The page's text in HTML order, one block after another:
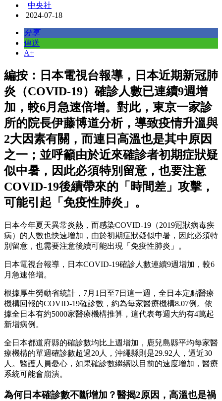
中央社
2024-07-18
分享
傳送
A+
編按：日本電視台報導，日本近期新冠肺
炎（COVID-19）確診人數已連續9週增
加，較6月急速倍增。對此，東京一家診
所的院長伊藤博道分析，導致疫情升溫與
2大因素有關，而連日高溫也是其中原因
之一；並呼籲由於近來確診者初期症狀疑
似中暑，因此必須特別留意，也要注意
COVID-19後續帶來的「時間差」攻擊，
可能引起「免疫性肺炎」。
日本今年夏天異常炎熱，而感染COVID-19（2019冠狀病毒疾
病）的人數也快速增加，由於初期症狀疑似中暑，因此必須特
別留意，也需要注意後續可能出現「免疫性肺炎」。
日本電視台報導，日本COVID-19確診人數連續9週增加，較6
月急速倍增。
根據厚生勞動省統計，7月1日至7日這一週，全日本定點醫療
機構回報的COVID-19確診數，約為每家醫療機構8.07例。依
據全日本有約5000家醫療機構推算，這代表每週大約有4萬起
新增病例。
全日本都道府縣的確診數均比上週增加，鹿兒島縣平均每家醫
療機構的單週確診數超過20人，沖繩縣則是29.92人，逼近30
人。醫護人員憂心，如果確診數繼續以目前的速度增加，醫療
系統可能會崩潰。
為何日本確診數不斷增加？醫揭2原因，高溫也是禍